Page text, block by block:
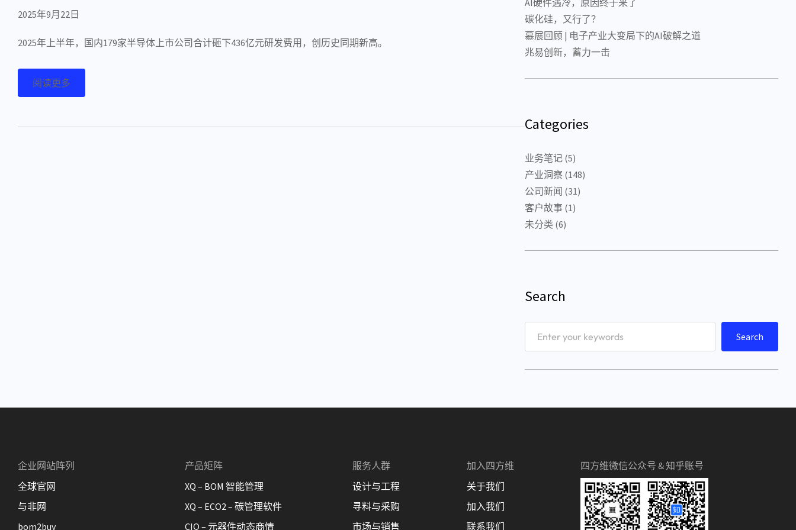
2025年9月22日
2025年上半年，国内179家半导体上市公司合计砸下436亿元研发费用，创历史同期新高。
阅读更多
AI硬件遇冷，原因终于来了
碳化硅，又行了？
慕展回顾 | 电子产业大变局下的AI破解之道
兆易创新，蓄力一击
Categories
业务笔记(5)
产业洞察(148)
公司新闻 (31)
客户故事(1)
未分类 (6)
Search
Search
企业网站阵列
全球官网
与非网
bom2buy
产品矩阵
XQ – BOM 智能管理
XQ – ECO2 – 碳管理软件
CIQ – 元器件动态商情
服务人群
设计与工程
寻料与采购
市场与销售
加入四方维
关于我们
加入我们
联系我们
四方维微信公众号 & 知乎账号